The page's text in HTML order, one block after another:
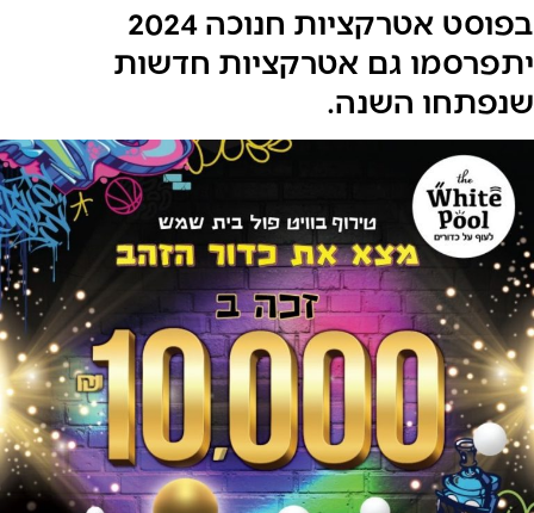
בפוסט אטרקציות חנוכה 2024
גם אטרקציות חדשות
השנה.